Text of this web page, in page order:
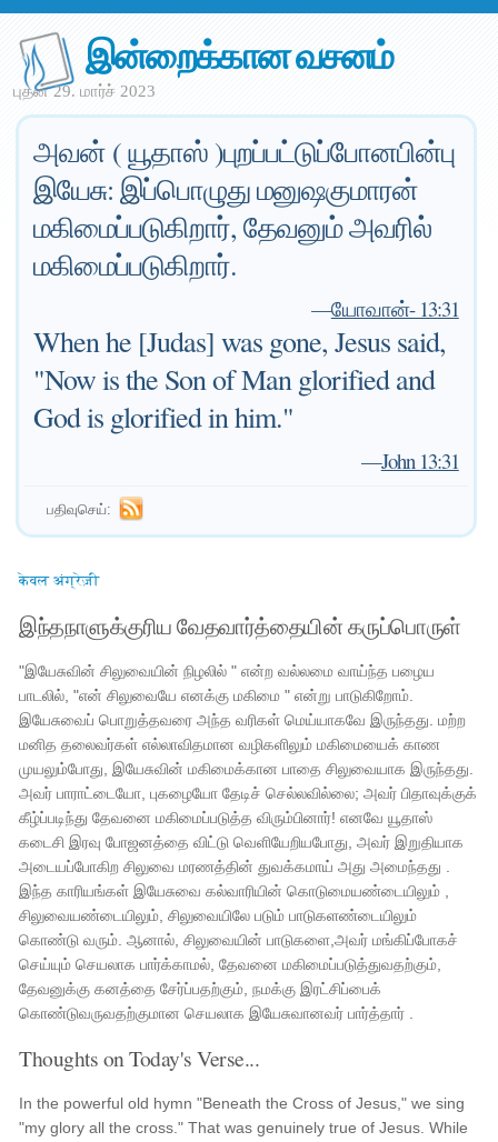
இன்றைக்கான வசனம்
புதன் 29. மார்ச் 2023
அவன் ( யூதாஸ் )புறப்பட்டுப்போனபின்பு
இயேசு: இப்பொழுது மனுஷகுமாரன்
மகிமைப்படுகிறார், தேவனும் அவரில்
மகிமைப்படுகிறார்.
—யோவான்- 13:31
When he [Judas] was gone, Jesus said,
"Now is the Son of Man glorified and
God is glorified in him."
—John 13:31
பதிவுசெய்:
केवल अंग्रेज़ी
இந்தநாளுக்குரிய வேதவார்த்தையின் கருப்பொருள்
"இயேசுவின் சிலுவையின் நிழலில் " என்ற வல்லமை வாய்ந்த பழைய
பாடலில், "என் சிலுவையே எனக்கு மகிமை " என்று பாடுகிறோம்.
இயேசுவைப் பொறுத்தவரை அந்த வரிகள் மெய்யாகவே இருந்தது. மற்ற
மனித தலைவர்கள் எல்லாவிதமான வழிகளிலும் மகிமையைக் காண
முயலும்போது, ​​இயேசுவின் மகிமைக்கான பாதை சிலுவையாக இருந்தது.
அவர் பாராட்டையோ, புகழையோ தேடிச் செல்லவில்லை; அவர் பிதாவுக்குக்
கீழ்ப்படிந்து தேவனை மகிமைப்படுத்த விரும்பினார்! எனவே யூதாஸ்
கடைசி இரவு போஜனத்தை விட்டு வெளியேறியபோது, ​​அவர் இறுதியாக
அடையப்போகிற சிலுவை மரணத்தின் துவக்கமாய் அது அமைந்தது .
இந்த காரியங்கள் இயேசுவை கல்வாரியின் கொடுமையண்டையிலும் ,
சிலுவையண்டையிலும், சிலுவையிலே படும் பாடுகளண்டையிலும்
கொண்டு வரும். ஆனால், சிலுவையின் பாடுகளை,அவர் மங்கிப்போகச்
செய்யும் செயலாக பார்க்காமல், தேவனை மகிமைப்படுத்துவதற்கும்,
தேவனுக்கு கனத்தை சேர்ப்பதற்கும், நமக்கு இரட்சிப்பைக்
கொண்டுவருவதற்குமான செயலாக இயேசுவானவர் பார்த்தார் .
Thoughts on Today's Verse...
In the powerful old hymn "Beneath the Cross of Jesus," we sing
"my glory all the cross." That was genuinely true of Jesus. While